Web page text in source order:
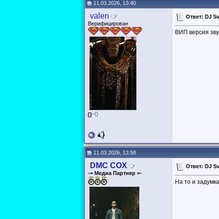
11.03.2026, 13:40
valen
Верифицирован
~0
Ответ: DJ
ВИП версия
11.03.2026, 13:58
DMC COX
-= Медиа Партнер =-
Ответ: DJ
На то и